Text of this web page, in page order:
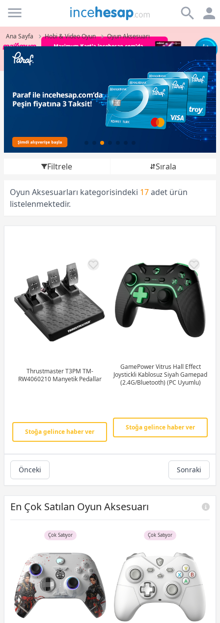
Incehesap
Ana Sayfa Hobi & Video Oyun Oyun Aksesuarı
Filtrele Sırala
Oyun Aksesuarları kategorisindeki 17adet ürün
listelenmektedir.
Thrustmaster T3PM TM-
RW4060210 Manyetik Pedallar
Stoğa gelince haber ver
GamePower Vitrus Hall Effect
Joystickli Kablosuz Siyah Gamepad
(2.4G/Bluetooth) (PC Uyumlu)
Stoğa gelince haber ver
Önceki Sonraki
En Çok Satılan Oyun Aksesuarı
Çok Satıyor Çok Satıyor